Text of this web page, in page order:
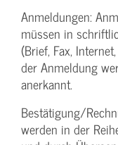
Anmeldungen:
müssen in
(Brief, Fax,
der Anmeldung
anerkannt.
Bestätigung­/
werden in der